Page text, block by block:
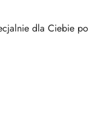
dla Ciebie po